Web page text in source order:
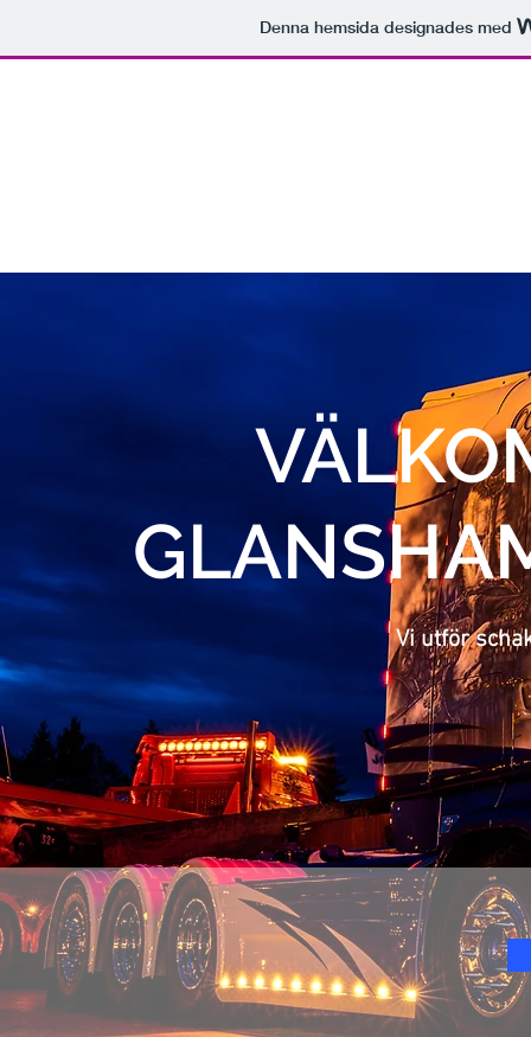
Denna hemsida designades med
Vi utför